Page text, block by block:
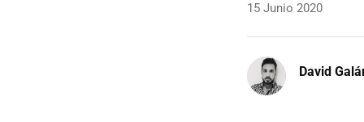
15 Junio 2020
David